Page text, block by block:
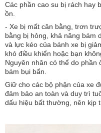
Các phần cao su bị rách hay
ồn.
- Xe bị mất cân bằng, trơn
bằng bị hỏng, khả năng bám
và lực kéo của bánh xe bị
khó điều khiển hoặc bạn
Nguyên nhân có thể do phần
bám bụi bẩn.
Giữ cho các bộ phận của xe
đảm bảo an toàn và duy trì
dấu hiệu bất thường, nên kịp